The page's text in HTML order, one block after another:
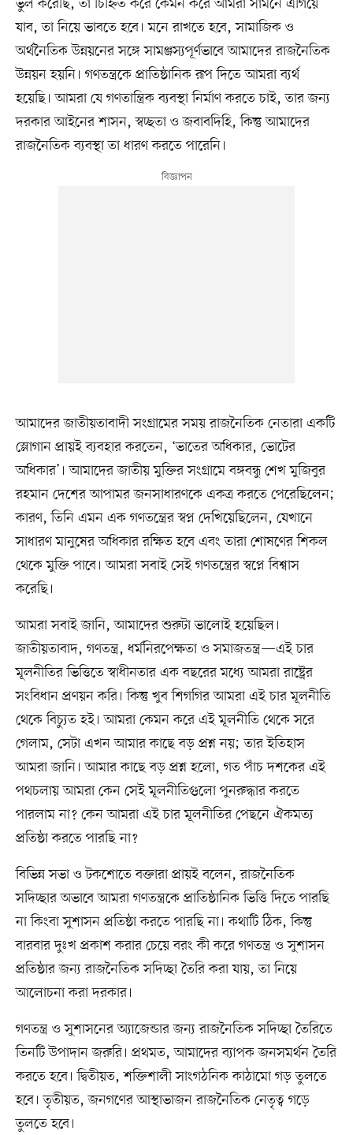
ভুল করেছি, তা চিহ্নিত করে কেমন করে আমরা সামনে এগিয়ে
যাব, তা নিয়ে ভাবতে হবে। মনে রাখতে হবে, সামাজিক ও
অর্থনৈতিক উন্নয়নের সঙ্গে সামঞ্জস্যপূর্ণভাবে আমাদের রাজনৈতিক
উন্নয়ন হয়নি। গণতন্ত্রকে প্রাতিষ্ঠানিক রূপ দিতে আমরা ব্যর্থ
হয়েছি। আমরা যে গণতান্ত্রিক ব্যবস্থা নির্মাণ করতে চাই, তার জন্য
দরকার আইনের শাসন, স্বচ্ছতা ও জবাবদিহি, কিন্তু আমাদের
রাজনৈতিক ব্যবস্থা তা ধারণ করতে পারেনি।
আমাদের জাতীয়তাবাদী সংগ্রামের সময় রাজনৈতিক নেতারা একটি
স্লোগান প্রায়ই ব্যবহার করতেন, ‘ভাতের অধিকার, ভোটের
অধিকার’। আমাদের জাতীয় মুক্তির সংগ্রামে বঙ্গবন্ধু শেখ মুজিবুর
রহমান দেশের আপামর জনসাধারণকে একত্র করতে পেরেছিলেন;
কারণ, তিনি এমন এক গণতন্ত্রের স্বপ্ন দেখিয়েছিলেন, যেখানে
সাধারণ মানুষের অধিকার রক্ষিত হবে এবং তারা শোষণের শিকল
থেকে মুক্তি পাবে। আমরা সবাই সেই গণতন্ত্রের স্বপ্নে বিশ্বাস
করেছি।
আমরা সবাই জানি, আমাদের শুরুটা ভালোই হয়েছিল।
জাতীয়তাবাদ, গণতন্ত্র, ধর্মনিরপেক্ষতা ও সমাজতন্ত্র—এই চার
মূলনীতির ভিত্তিতে স্বাধীনতার এক বছরের মধ্যে আমরা রাষ্ট্রের
সংবিধান প্রণয়ন করি। কিন্তু খুব শিগগির আমরা এই চার মূলনীতি
থেকে বিচ্যুত হই। আমরা কেমন করে এই মূলনীতি থেকে সরে
গেলাম, সেটা এখন আমার কাছে বড় প্রশ্ন নয়; তার ইতিহাস
আমরা জানি। আমার কাছে বড় প্রশ্ন হলো, গত পাঁচ দশকের এই
পথচলায় আমরা কেন সেই মূলনীতিগুলো পুনরুদ্ধার করতে
পারলাম না? কেন আমরা এই চার মূলনীতির পেছনে ঐকমত্য
প্রতিষ্ঠা করতে পারছি না?
বিভিন্ন সভা ও টকশোতে বক্তারা প্রায়ই বলেন, রাজনৈতিক
সদিচ্ছার অভাবে আমরা গণতন্ত্রকে প্রাতিষ্ঠানিক ভিত্তি দিতে পারছি
না কিংবা সুশাসন প্রতিষ্ঠা করতে পারছি না। কথাটি ঠিক, কিন্তু
বারবার দুঃখ প্রকাশ করার চেয়ে বরং কী করে গণতন্ত্র ও সুশাসন
প্রতিষ্ঠার জন্য রাজনৈতিক সদিচ্ছা তৈরি করা যায়, তা নিয়ে
আলোচনা করা দরকার।
গণতন্ত্র ও সুশাসনের অ্যাজেন্ডার জন্য রাজনৈতিক সদিচ্ছা তৈরিতে
তিনটি উপাদান জরুরি। প্রথমত, আমাদের ব্যাপক জনসমর্থন তৈরি
করতে হবে। দ্বিতীয়ত, শক্তিশালী সাংগঠনিক কাঠামো গড় তুলতে
হবে। তৃতীয়ত, জনগণের আস্থাভাজন রাজনৈতিক নেতৃত্ব গড়ে
তুলতে হবে।